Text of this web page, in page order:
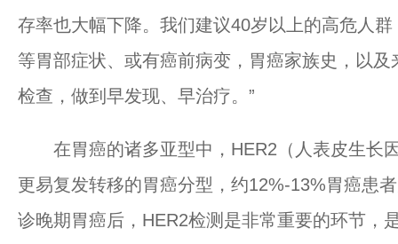
存率也大幅下降。我们建议40岁以上的高危人
等胃部症状、或有癌前病变，胃癌家族史，以
检查，做到早发现、早治疗。”
在胃癌的诸多亚型中，HER2（人表皮生长
更易复发转移的胃癌分型，约12%-13%胃癌患
诊晚期胃癌后，HER2检测是非常重要的环节，